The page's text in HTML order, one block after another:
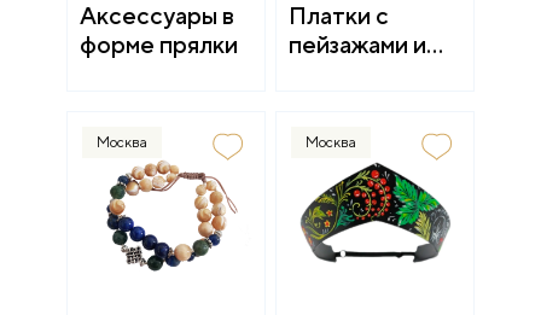
Аксессуары в
форме прялки
Платки с
пейзажами и
Москва Москва